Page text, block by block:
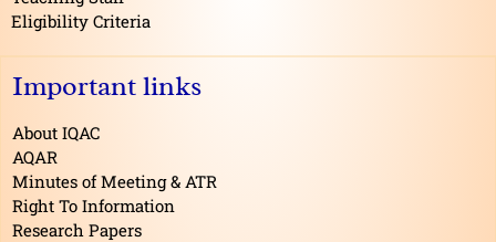
Eligibility Criteria
Important links
About IQAC
AQAR
Minutes of Meeting & ATR
Right To Information
Research Papers